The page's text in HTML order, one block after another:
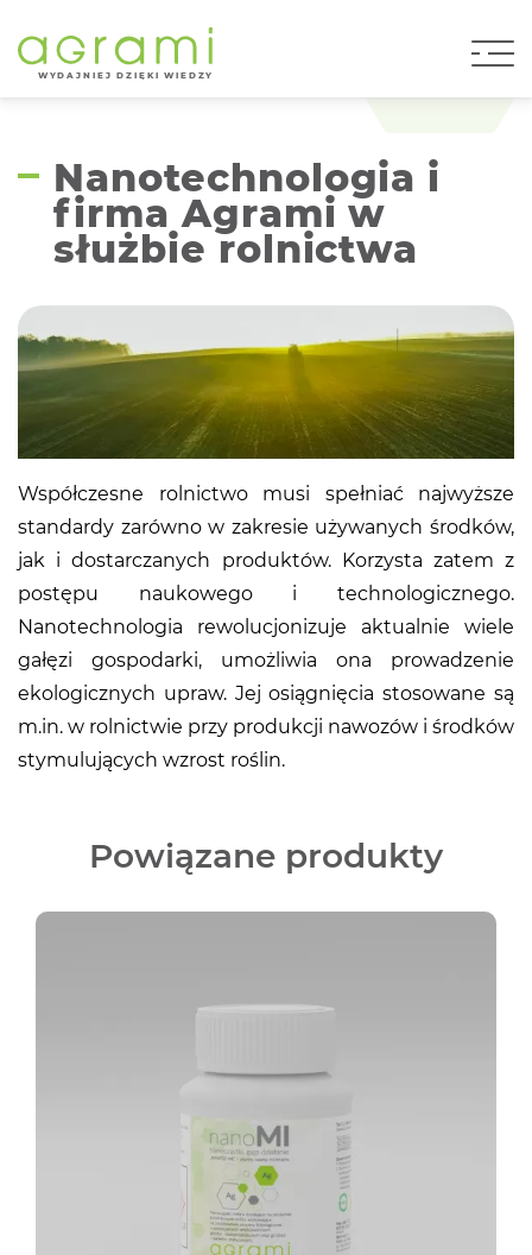
W YD AJNI E J DZIĘKI WIEDZY
Nanotechnologia i
firma Agrami w
służbie rolnictwa
Współczesne rolnictwo musi spełniać najwyższe
standardy zarówno w zakresie używanych środków,
jak i dostarczanych produktów. Korzysta zatem z
postępu naukowego i technologicznego.
Nanotechnologia rewolucjonizuje aktualnie wiele
gałęzi gospodarki, umożliwia ona prowadzenie
ekologicznych upraw. Jej osiągnięcia stosowane są
m.in. w rolnictwie przy produkcji nawozów i środków
stymulujących wzrost roślin.
Powiązane produkty